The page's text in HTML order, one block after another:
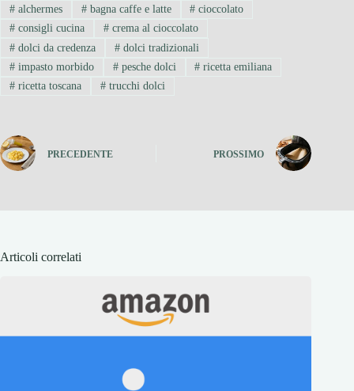
#alchermes #bagna caffe e latte # cioccolato
#consigli cucina #crema al cioccolato
#dolci da credenza #dolci tradizionali
#impasto morbido #pesche dolci # ricetta emiliana
#ricetta toscana #trucchi dolci
PRECEDENTE PROSSIMO
Articoli correlati